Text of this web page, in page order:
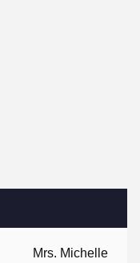
Mrs. Michelle